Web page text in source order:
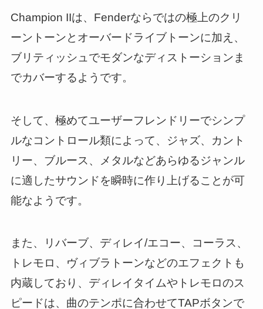
Champion IIは、Fenderならではの極上のクリ
ーントーンとオーバードライブトーンに加え、
ブリティッシュでモダンなディストーションま
でカバーするようです。
そして、極めてユーザーフレンドリーでシンプ
ルなコントロール類によって、ジャズ、カント
リー、ブルース、メタルなどあらゆるジャンル
に適したサウンドを瞬時に作り上げることが可
能なようです。
また、リバーブ、ディレイ/エコー、コーラス、
トレモロ、ヴィブラトーンなどのエフェクトも
内蔵しており、ディレイタイムやトレモロのス
ピードは、曲のテンポに合わせてTAPボタンで